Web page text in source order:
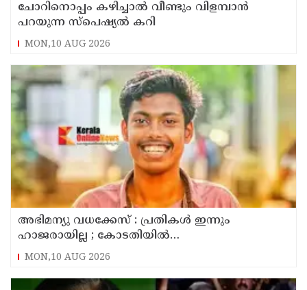
ചോറിനൊപ്പം കഴിച്ചാൽ വീണ്ടും വിളമ്പാൻ
പറയുന്ന സ്പെഷ്യൽ കറി
MON,10 AUG 2026
അഭിമന്യു വധക്കേസ് : പ്രതികൾ ഇന്നും
ഹാജരായില്ല ; കോടതിയിൽ
മാധ്യമപ്രവർത്തകരുള്ളതിനാൽ ഹാജരാകാൻ
MON,10 AUG 2026